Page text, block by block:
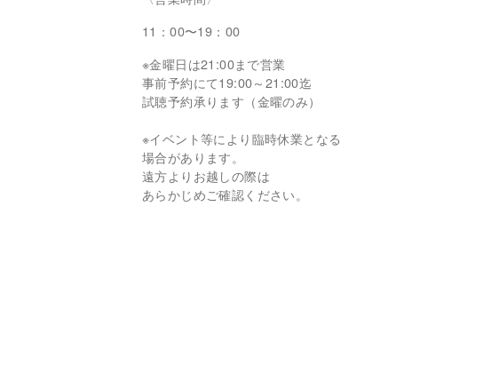
11：00〜19：00
※金曜日は21:00まで営業
事前予約にて19:00～21:00迄
試聴予約承ります（金曜のみ）
※イベント等により臨時休業となる
場合があります。
遠方よりお越しの際は
あらかじめご確認ください。